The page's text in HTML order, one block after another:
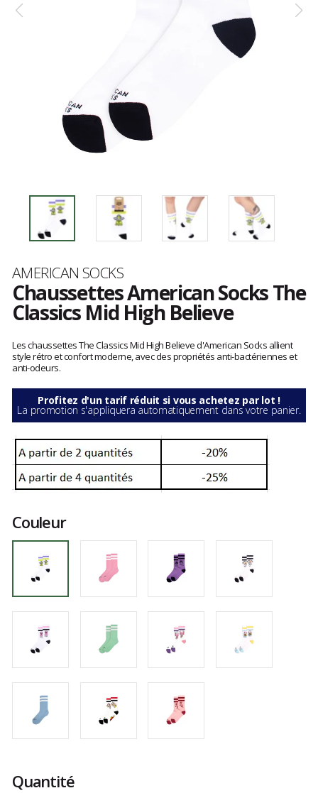
Marque
AMERICAN SOCKS
Chaussettes American Socks The
Classics Mid High Believe
avis
clients
Les chaussettes The Classics Mid High Believe d'American Socks allient
style rétro et confort moderne, avec des propriétés anti-bactériennes et
anti-odeurs.
Profitez d'un tarif réduit si vous achetez par lot !
La promotion s'appliquera automatiquement dans votre panier.
Couleur
Quantité